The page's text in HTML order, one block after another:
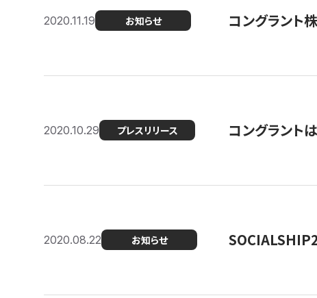
2020.11.19 お知らせ コングラント
2020.10.29 プレスリリース コングラント
2020.08.22 お知らせ